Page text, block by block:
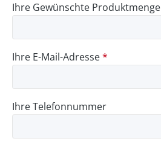
Ihre Gewünschte Produktmenge
Ihre E-Mail-Adresse*
Ihre Telefonnummer